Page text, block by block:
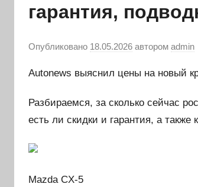
гарантия,
Опубликовано 18.05.2026 автором admin
Autonews выяснил цены на новый
Разбираемся, за сколько сейчас
есть ли скидки и гарантия, а также
Mazda CX-5